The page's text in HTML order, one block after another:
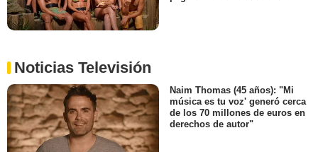
Noticias Televisión
Naim Thomas (45 años): "Mi
música es tu voz' generó cerca
de los 70 millones de euros en
derechos de autor"